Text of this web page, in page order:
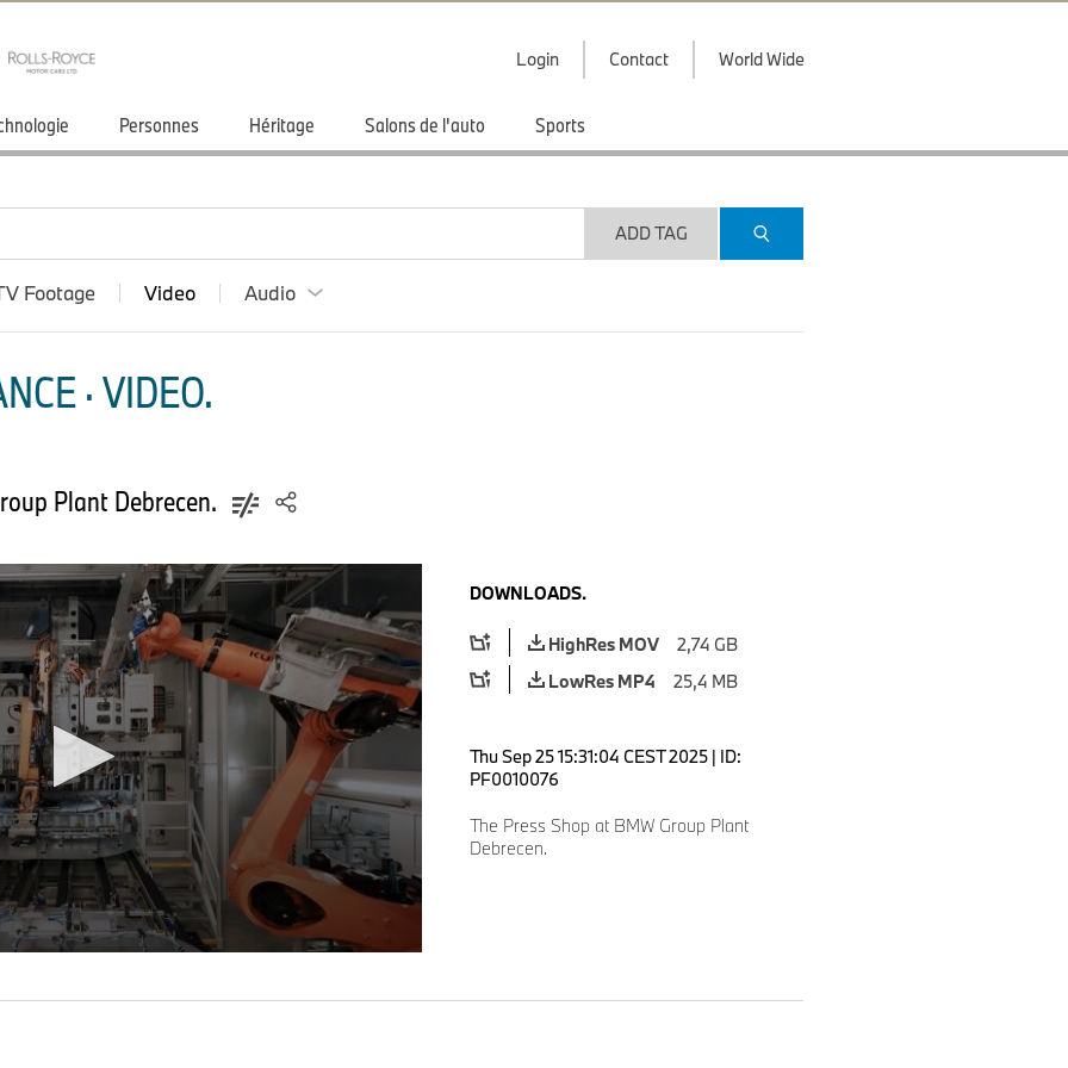
Login Contact World Wide
Personnes Héritage Salons de l'auto Sports
ADD TAG
Footage Video Audio
· VIDEO.
Plant Debrecen.
DOWNLOADS.
HighRes MOV
2,74 GB
LowRes MP4
25,4 MB
Thu Sep 25 15:31:04 CEST 2025 | ID:
PF0010076
The Press Shop at BMW Group Plant
Debrecen.